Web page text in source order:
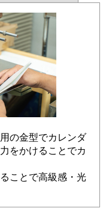
の金型でカレンダ
をかけることでカ
ことで高級感・光